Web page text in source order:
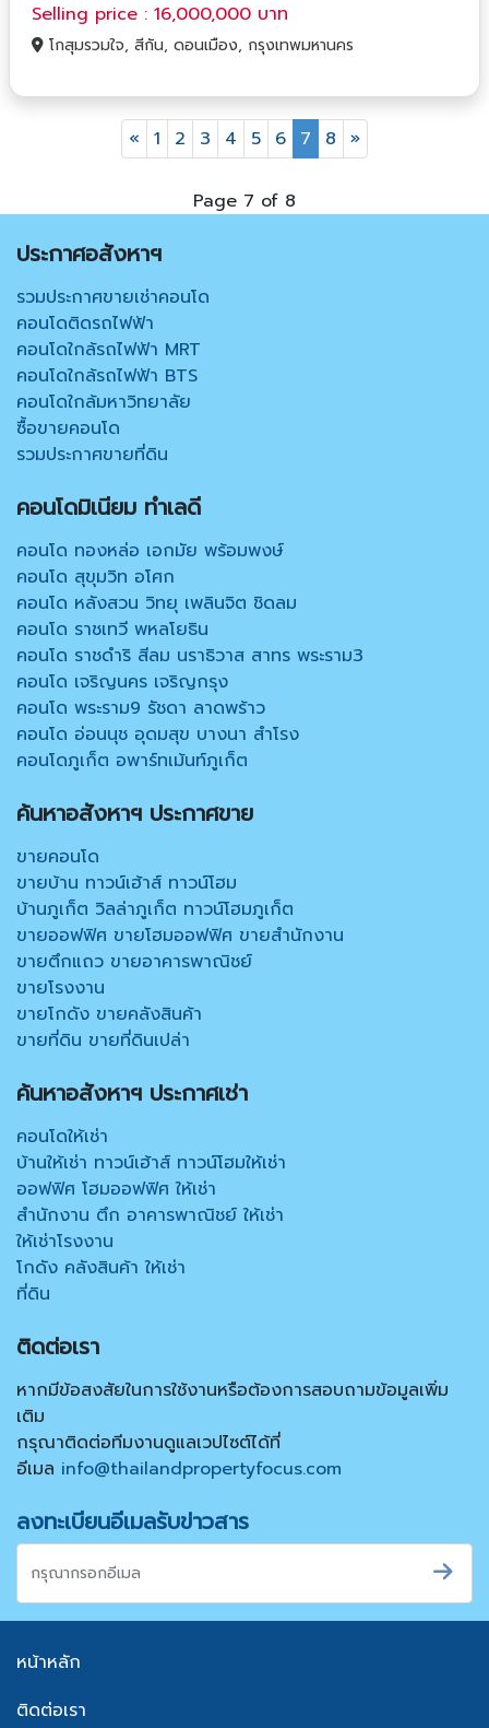
Selling price : 16,000,000 บาท
โกสุมรวมใจ, สีกัน, ดอนเมือง, กรุงเทพมหานคร
« 1 2 3 4 5 6 7 8 »
Page 7 of 8
ประกาศอสังหาฯ
รวมประกาศขายเช่าคอนโด
คอนโดติดรถไฟฟ้า
คอนโดใกล้รถไฟฟ้า MRT
คอนโดใกล้รถไฟฟ้า BTS
คอนโดใกล้มหาวิทยาลัย
ซื้อขายคอนโด
รวมประกาศขายที่ดิน
คอนโดมิเนียม ทำเลดี
คอนโด ทองหล่อ เอกมัย พร้อมพงษ์
คอนโด สุขุมวิท อโศก
คอนโด หลังสวน วิทยุ เพลินจิต ชิดลม
คอนโด ราชเทวี พหลโยธิน
คอนโด ราชดำริ สีลม นราธิวาส สาทร พระราม3
คอนโด เจริญนคร เจริญกรุง
คอนโด พระราม9 รัชดา ลาดพร้าว
คอนโด อ่อนนุช อุดมสุข บางนา สำโรง
คอนโดภูเก็ต อพาร์ทเม้นท์ภูเก็ต
ค้นหาอสังหาฯ ประกาศขาย
ขายคอนโด
ขายบ้าน ทาวน์เฮ้าส์ ทาวน์โฮม
บ้านภูเก็ต วิลล่าภูเก็ต ทาวน์โฮมภูเก็ต
ขายออฟฟิศ ขายโฮมออฟฟิศ ขายสำนักงาน
ขายตึกแถว ขายอาคารพาณิชย์
ขายโรงงาน
ขายโกดัง ขายคลังสินค้า
ขายที่ดิน ขายที่ดินเปล่า
ค้นหาอสังหาฯ ประกาศเช่า
คอนโดให้เช่า
บ้านให้เช่า ทาวน์เฮ้าส์ ทาวน์โฮมให้เช่า
ออฟฟิศ โฮมออฟฟิศ ให้เช่า
สำนักงาน ตึก อาคารพาณิชย์ ให้เช่า
ให้เช่าโรงงาน
โกดัง คลังสินค้า ให้เช่า
ที่ดิน
ติดต่อเรา
หากมีข้อสงสัยในการใช้งานหรือต้องการสอบถามข้อมูลเพิ่ม
เติม
กรุณาติดต่อทีมงานดูแลเวปไซต์ได้ที่
อีเมล info@thailandpropertyfocus.com
ลงทะเบียนอีเมลรับข่าวสาร
หน้าหลัก
ติดต่อเรา